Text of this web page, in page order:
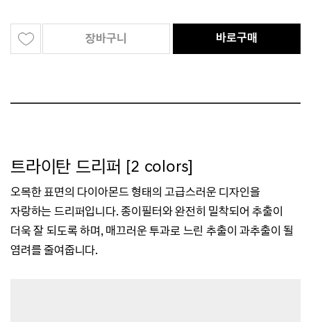
장바구니 바로구매
트라이탄 드리퍼 [2 colors]
오목한 표면의 다이아몬드 형태의 고급스러운 디자인을
자랑하는 드리퍼입니다.종이필터와 완전히 밀착되어 추출이
더욱 잘 되도록 하며, 매끄러운 투과로 느린 추출이 과추출이 될
염려를 줄여줍니다.